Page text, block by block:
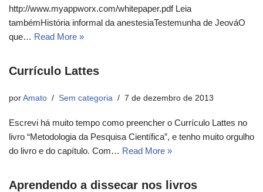
http://www.myappworx.com/whitepaper.pdf Leia
tambémHistória informal da anestesiaTestemunha de JeováO
que… Read More »
Currículo Lattes
por Amato Sem categoria 7 de dezembro de 2013
Escrevi há muito tempo como preencher o Currículo Lattes no
livro “Metodologia da Pesquisa Científica”, e tenho muito orgulho
do livro e do capítulo. Com… Read More »
Aprendendo a dissecar nos livros